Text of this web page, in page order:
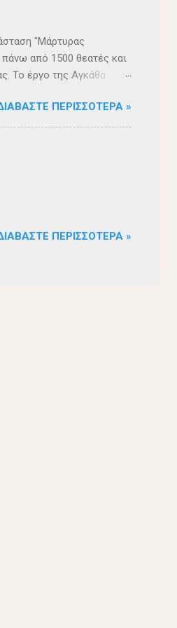
"Μάρτυρας
πάνω από 1500 θεατές και
Το έργο της Αγκάθα
όσους παρακολούθησαν το
παράσταση. Με τη
του Α΄ Δημοτικού
Αλέξανδρος
Σκληρός ,
ΠΕΡΙΣΣΌΤΕΡΑ »
ΠΕΡΙΣΣΌΤΕΡΑ »